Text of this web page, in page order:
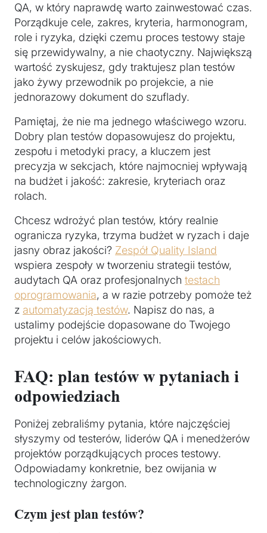
QA, w który naprawdę warto zainwestować czas.
Porządkuje cele, zakres, kryteria, harmonogram,
role i ryzyka, dzięki czemu proces testowy staje
się przewidywalny, a nie chaotyczny. Największą
wartość zyskujesz, gdy traktujesz plan testów
jako żywy przewodnik po projekcie, a nie
jednorazowy dokument do szuflady.
Pamiętaj, że nie ma jednego właściwego wzoru.
Dobry plan testów dopasowujesz do projektu,
zespołu i metodyki pracy, a kluczem jest
precyzja w sekcjach, które najmocniej wpływają
na budżet i jakość: zakresie, kryteriach oraz
rolach.
Chcesz wdrożyć plan testów, który realnie
ogranicza ryzyka, trzyma budżet w ryzach i daje
jasny obraz jakości? Zespół Quality Island
wspiera zespoły w tworzeniu strategii testów,
audytach QA oraz profesjonalnych testach
oprogramowania, a w razie potrzeby pomoże też
z automatyzacją testów. Napisz do nas, a
ustalimy podejście dopasowane do Twojego
projektu i celów jakościowych.
FAQ: plan testów w pytaniach i
odpowiedziach
Poniżej zebraliśmy pytania, które najczęściej
słyszymy od testerów, liderów QA i menedżerów
projektów porządkujących proces testowy.
Odpowiadamy konkretnie, bez owijania w
technologiczny żargon.
Czym jest plan testów?